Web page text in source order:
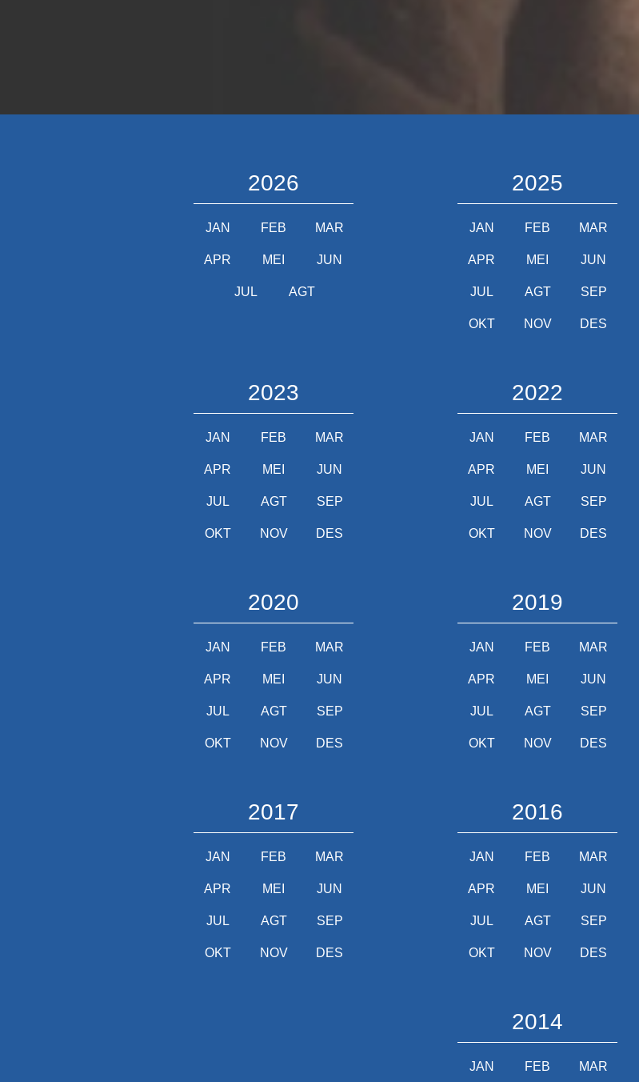
2026
JAN FEB MAR
APR MEI JUN
JUL AGT
2025
JAN FEB MAR
APR MEI JUN
JUL AGT SEP
OKT NOV DES
2023
JAN FEB MAR
APR MEI JUN
JUL AGT SEP
OKT NOV DES
2022
JAN FEB MAR
APR MEI JUN
JUL AGT SEP
OKT NOV DES
2020
JAN FEB MAR
APR MEI JUN
JUL AGT SEP
OKT NOV DES
2019
JAN FEB MAR
APR MEI JUN
JUL AGT SEP
OKT NOV DES
2017
JAN FEB MAR
APR MEI JUN
JUL AGT SEP
OKT NOV DES
2016
JAN FEB MAR
APR MEI JUN
JUL AGT SEP
OKT NOV DES
2014
JAN FEB MAR